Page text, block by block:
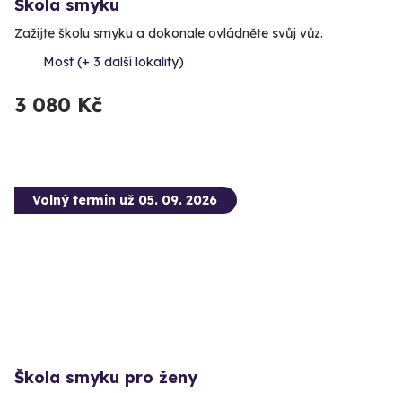
Škola smyku
Zažijte školu smyku a dokonale ovládněte svůj vůz.
Most (+ 3 další lokality)
3 080 Kč
Volný termín už 05. 09. 2026
Škola smyku pro ženy